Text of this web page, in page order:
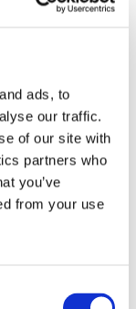
ads, to
our traffic.
of our site with
partners who
you’ve
from your use
Italian
Completed
Audit
Items